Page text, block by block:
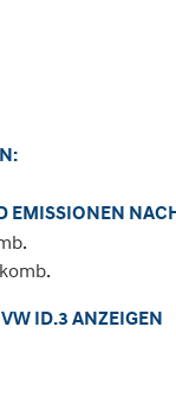
EMISSIONEN
ID.3 ANZEIGEN